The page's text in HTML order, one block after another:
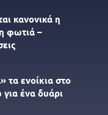
κανονικά η
φωτιά –
τα ενοίκια στο
ένα δυάρι